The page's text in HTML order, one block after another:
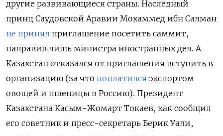
другие развивающиеся страны. Наследный
принц Саудовской Аравии Мохаммед ибн Салман
не принял приглашение посетить саммит,
направив лишь министра иностранных дел. А
Казахстан отказался от приглашения вступить в
организацию (за что поплатился экспортом
овощей и пшеницы в Россию). Президент
Казахстана Касым-Жомарт Токаев, как сообщил
его советник и пресс-секретарь Берик Уали,